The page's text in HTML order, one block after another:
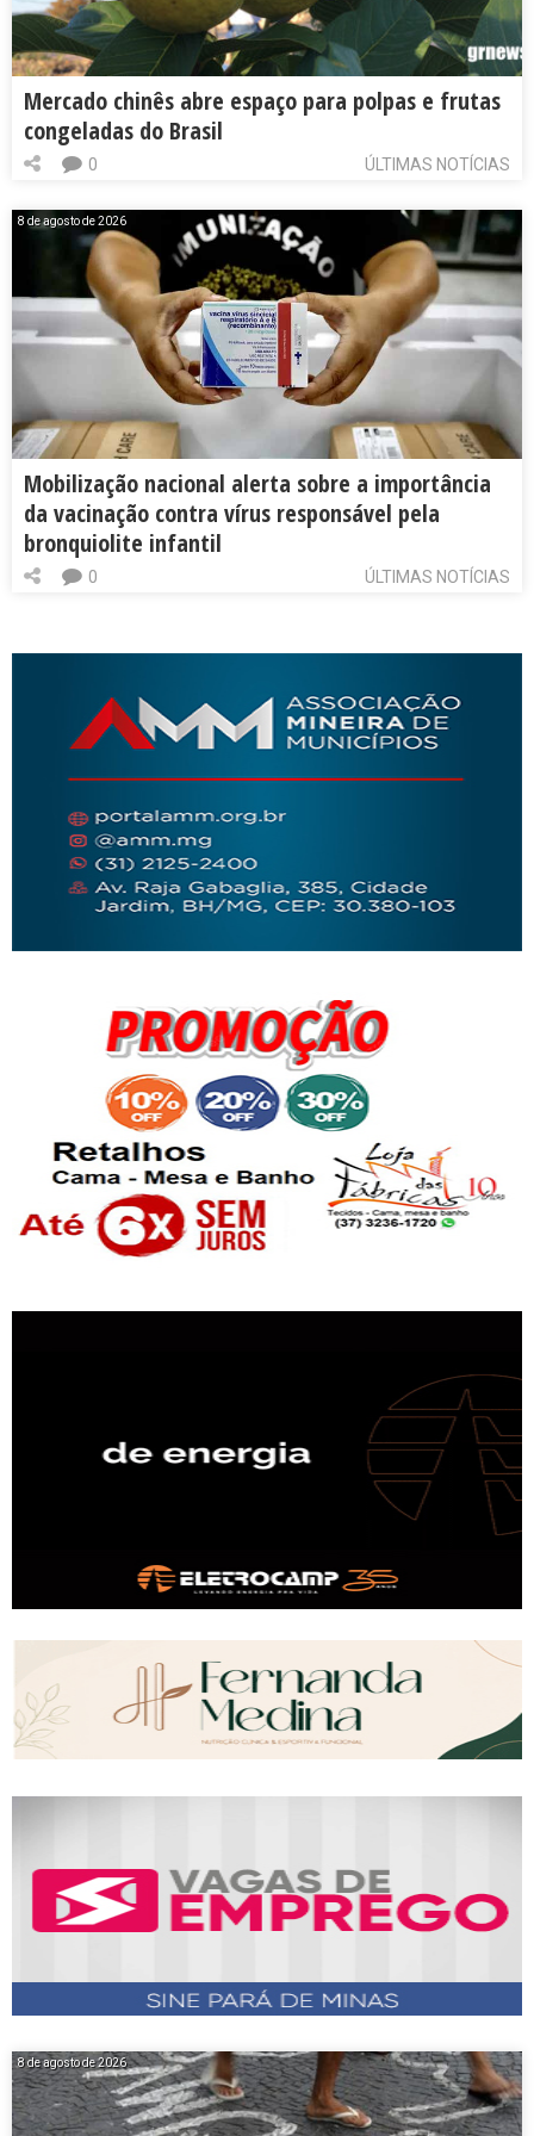
Mercado chinês abre espaço para polpas e frutas
congeladas do Brasil
ÚLTIMAS NOTÍCIAS
0
8 de agosto de 2026
Mobilização nacional alerta sobre a importância
da vacinação contra vírus responsável pela
bronquiolite infantil
ÚLTIMAS NOTÍCIAS
0
8 de agosto de 2026